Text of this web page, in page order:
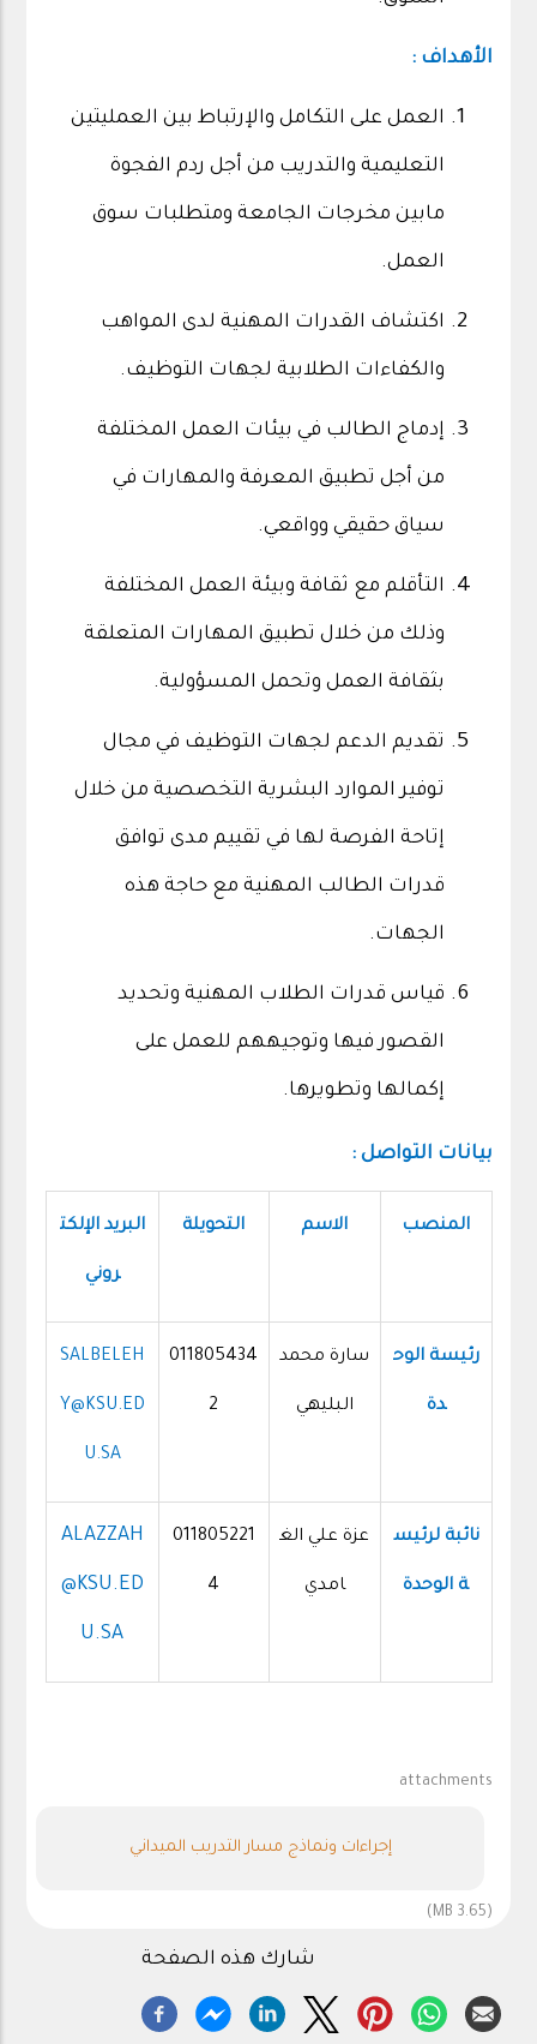
الأهداف :
العمل على التكامل والإرتباط بين العمليتين
التعليمية والتدريب من أجل ردم الفجوة
مابين مخرجات الجامعة ومتطلبات سوق
العمل.
اكتشاف القدرات المهنية لدى المواهب
والكفاءات الطلابية لجهات التوظيف.
إدماج الطالب في بيئات العمل المختلفة
من أجل تطبيق المعرفة والمهارات في
سياق حقيقي وواقعي.
التأقلم مع ثقافة وبيئة العمل المختلفة
وذلك من خلال تطبيق المهارات المتعلقة
بثقافة العمل وتحمل المسؤولية.
تقديم الدعم لجهات التوظيف في مجال
توفير الموارد البشرية التخصصية من خلال
إتاحة الفرصة لها في تقييم مدى توافق
قدرات الطالب المهنية مع حاجة هذه
الجهات.
قياس قدرات الطلاب المهنية وتحديد
القصور فيها وتوجيههم للعمل على
إكمالها وتطويرها.
بيانات التواصل :
المنصب الاسم التحويلة البريد الإلكت
روني
رئيسة الوح
دة
سارة محمد
البليهي
011805434
2
SALBELEH
Y@KSU.ED
U.SA
نائبة لرئيس
ة الوحدة
عزة علي الغ
امدي
011805221
4
ALAZZAH
@KSU.ED
U.SA
attachments
إجراءات ونماذج مسار التدريب الميداني
(3.65 MB)
شارك هذه الصفحة